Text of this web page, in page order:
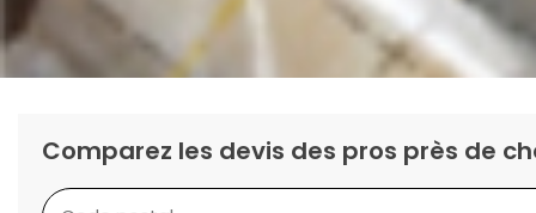
Comparez les devis des pros près de